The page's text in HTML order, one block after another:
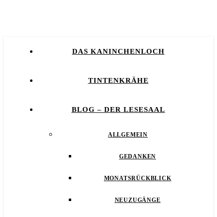
DAS KANINCHENLOCH
TINTENKRÄHE
BLOG – DER LESESAAL
ALLGEMEIN
GEDANKEN
MONATSRÜCKBLICK
NEUZUGÄNGE